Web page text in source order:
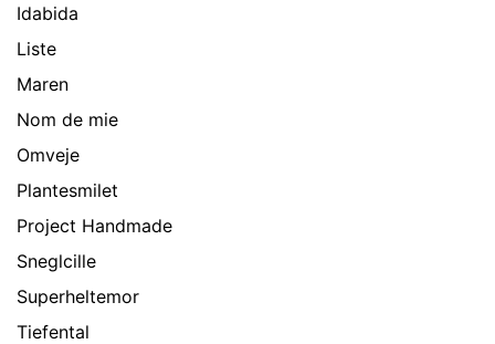
Idabida
Liste
Maren
Nom de mie
Omveje
Plantesmilet
Project Handmade
Sneglcille
Superheltemor
Tiefental